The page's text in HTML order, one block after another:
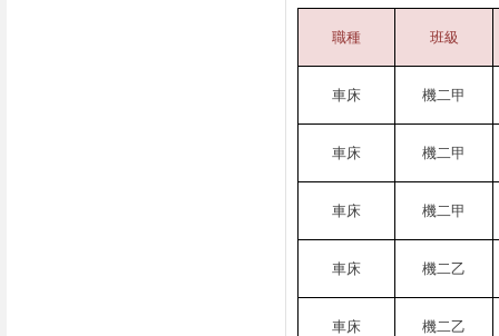
職種 班級
車床 機二甲
車床 機二甲
車床 機二甲
車床 機二乙
車床 機二乙